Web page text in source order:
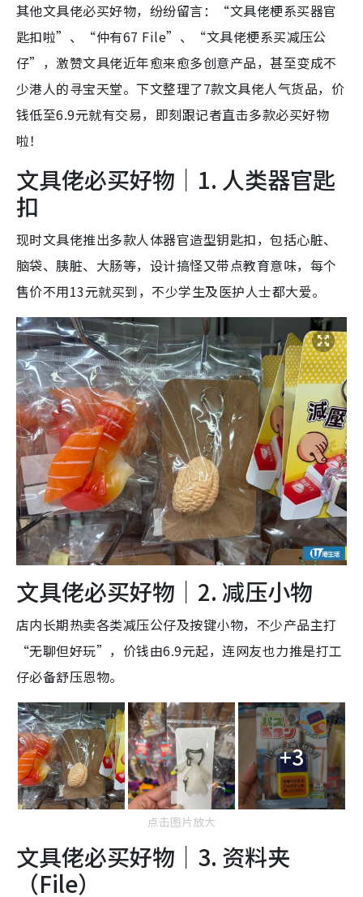
其他文具佬必买好物，纷纷留言：“文具佬梗系买器官
匙扣啦”、“仲有67 File”、“文具佬梗系买减压公
仔”，激赞文具佬近年愈来愈多创意产品，甚至变成不
少港人的寻宝天堂。下文整理了7款文具佬人气货品，价
钱低至6.9元就有交易，即刻跟记者直击多款必买好物
啦！
文具佬必买好物｜1. 人类器官匙
扣
现时文具佬推出多款人体器官造型钥匙扣，包括心脏、
脑袋、胰脏、大肠等，设计搞怪又带点教育意味，每个
售价不用13元就买到，不少学生及医护人士都大爱。
文具佬必买好物｜2. 减压小物
店内长期热卖各类减压公仔及按键小物，不少产品主打
“无聊但好玩”，价钱由6.9元起，连网友也力推是打工
仔必备舒压恩物。
+3
点击图片放大
文具佬必买好物｜3. 资料夹
（File）